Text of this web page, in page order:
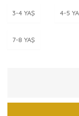
3-4 YAŞ 4-5
7-8 YAŞ